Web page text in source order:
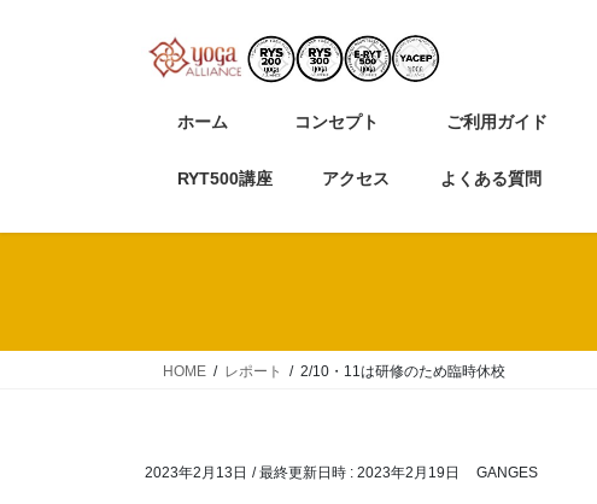
ホーム コンセプト ご利用ガイド
RYT500講座 アクセス よくある質問
HOME レポート 2/10・11は研修のため臨時休校
2023年2月13日 / 最終更新日時 : 2023年2月19日 GANGES